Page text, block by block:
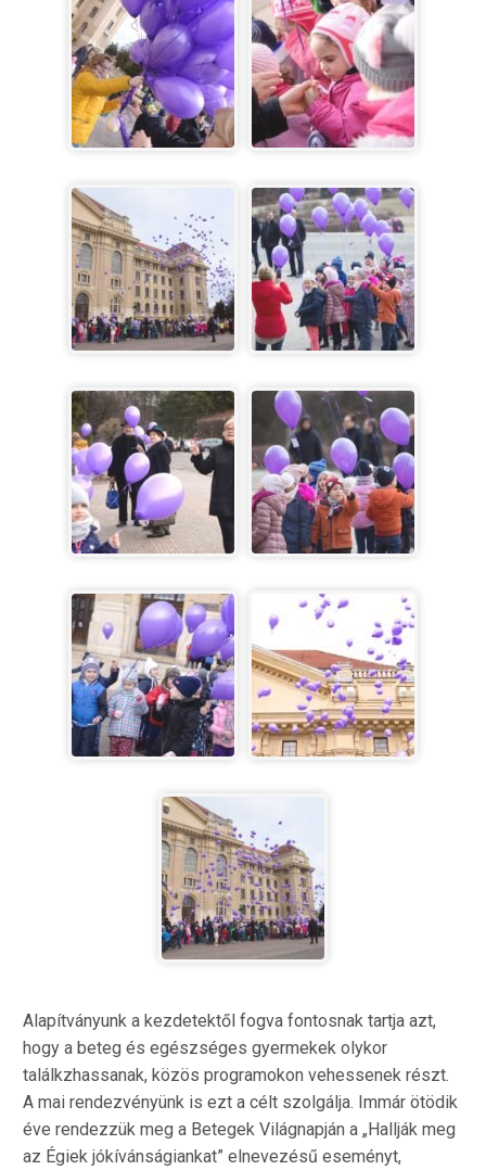
Alapítványunk a kezdetektől fogva fontosnak tartja azt,
hogy a beteg és egészséges gyermekek olykor
találkzhassanak, közös programokon vehessenek részt.
A mai rendezvényünk is ezt a célt szolgálja. Immár ötödik
éve rendezzük meg a Betegek Világnapján a „Hallják meg
az Égiek jókívánságiankat” elnevezésű eseményt,